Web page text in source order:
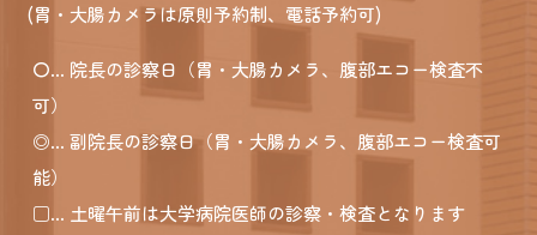
(胃・大腸カメラは原則予約制、電話予約可)
〇... 院長の診察日（胃・大腸カメラ、腹部エコー検査不
可）
◎... 副院長の診察日（胃・大腸カメラ、腹部エコー検査可
能）
□... 土曜午前は大学病院医師の診察・検査となります